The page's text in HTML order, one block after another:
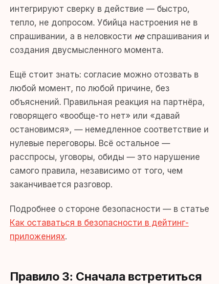
интегрируют сверку в действие — быстро,
тепло, не допросом. Убийца настроения не в
спрашивании, а в неловкости неспрашивания и
создания двусмысленного момента.
Ещё стоит знать: согласие можно отозвать в
любой момент, по любой причине, без
объяснений. Правильная реакция на партнёра,
говорящего «вообще-то нет» или «давай
остановимся», — немедленное соответствие и
нулевые переговоры. Всё остальное —
расспросы, уговоры, обиды — это нарушение
самого правила, независимо от того, чем
заканчивается разговор.
Подробнее о стороне безопасности — в статье
Как оставаться в безопасности в дейтинг-
приложениях.
Правило 3: Сначала встретиться